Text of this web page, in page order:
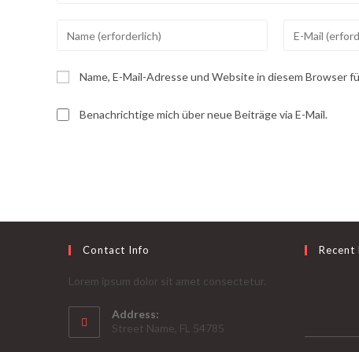
Namen
oder
Benutzernamen
Name, E-Mail-Adresse und Website in diesem Browser
Benachrichtige mich über neue Beiträge via E-Mail.
Contact Info
Lorem ipsum dolor sit amet consectetur.
Address:
Street Name, FL 54785
Recent